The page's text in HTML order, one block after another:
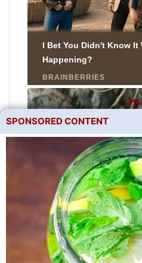
SPONSORED CONTENT